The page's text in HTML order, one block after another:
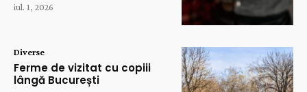
iul. 1, 2026
Diverse
Ferme de vizitat cu copiii
lângă București